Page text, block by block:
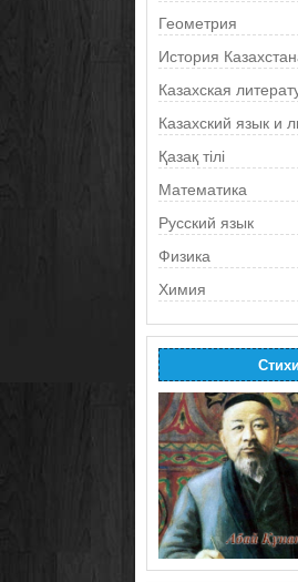
Геометрия
История
Казахская
Казахский язык и
Қазақ тілі
Математика
Русский язык
Физика
Химия
Стихи